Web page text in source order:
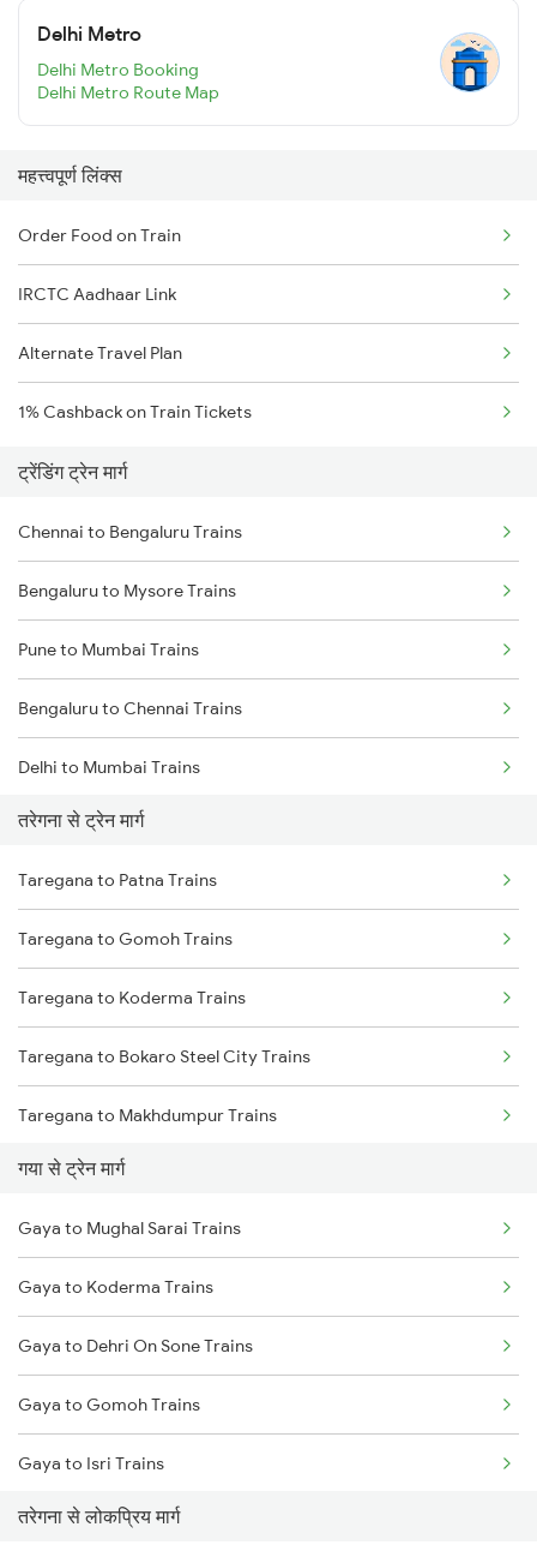
Delhi Metro
Delhi Metro Booking
Delhi Metro Route Map
महत्त्वपूर्ण लिंक्स
Order Food on Train
IRCTC Aadhaar Link
Alternate Travel Plan
1% Cashback on Train Tickets
ट्रेंडिंग ट्रेन मार्ग
Chennai to Bengaluru Trains
Bengaluru to Mysore Trains
Pune to Mumbai Trains
Bengaluru to Chennai Trains
Delhi to Mumbai Trains
Mumbai to Pune Trains
Delhi to Jammu Trains
Mumbai to Delhi Trains
Mumbai to Goa Trains
Chennai to Coimbatore Trains
तरेगना से ट्रेन मार्ग
Taregana to Patna Trains
Taregana to Gomoh Trains
Taregana to Koderma Trains
Taregana to Bokaro Steel City Trains
Taregana to Makhdumpur Trains
Taregana to Rafiganj Trains
Taregana to Bakhtiyarpur Trains
Taregana to Barkakana Trains
Taregana to Kotshila Trains
Taregana to Khagaria Trains
Taregana to Varanasi Trains
Taregana to Dhanbad Trains
गया से ट्रेन मार्ग
Gaya to Mughal Sarai Trains
Gaya to Koderma Trains
Gaya to Dehri On Sone Trains
Gaya to Gomoh Trains
Gaya to Isri Trains
Gaya to Sasaram Trains
तरेगना से लोकप्रिय मार्ग